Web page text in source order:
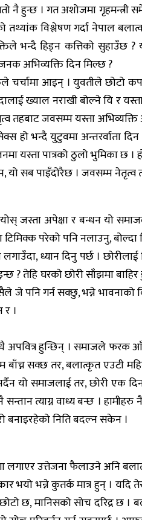
नै हुन्छ । गत अशोजमा
विश्लेषण गर्दा नेपाल
भन्दै हिड्न कत्तिको सुहाउँछ
अभिव्यक्ति दिन मिल्छ ?
चर्चामा आइन् । युवतीले छोटो
ख्याल नराखी बोल्ने यि र
तहबाट जवसम्म यस्ता
भन्दै युटुवमा अन्तरर्वाता दिन
पात्रको ठुलो भुमिका छ ।
सब पाइँदोरैछ । जवसम्म
जस्ता अपेक्षा र बन्धन यो
परेको पनि नलाउनु,
ध्यान दिनु पर्छ ।
तेहि घरको छोरी साँझमा
जे पनि गर्न सक्छु, भन्ने
।
अपवित्र हुन्छिन् । समाजले
सक्छ तर, बलात्कृत एउटी
यो समाजलाई तर, छोरी एक
त्याग्न वाध्य बन्छ ।
बनाइरहेको निति बदल्न सकेन ।
लगाएर उत्तेजना फैलाउने अनि
भयो भन्ने कुतर्क मात्र हुन् ।
मानिसको सोच दरिद्र छ ।